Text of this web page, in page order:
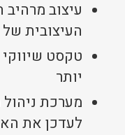
עיצוב
העיצובית
טקסט
יותר
מערכת
לעדכן את